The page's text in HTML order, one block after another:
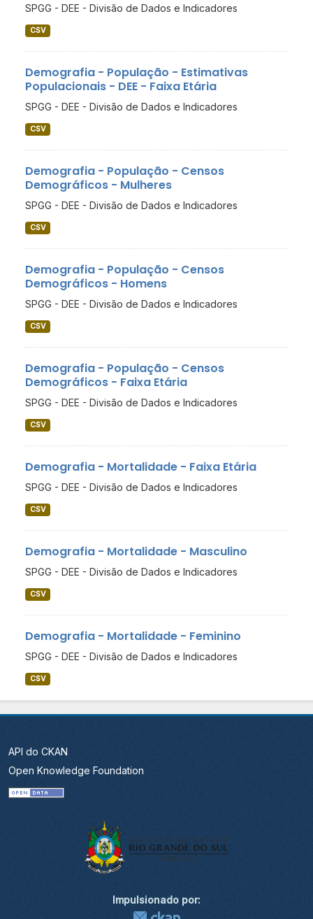
SPGG - DEE - Divisão de Dados e Indicadores
CSV
Demografia - População - Estimativas
Populacionais - DEE - Faixa Etária
SPGG - DEE - Divisão de Dados e Indicadores
CSV
Demografia - População - Censos
Demográficos - Mulheres
SPGG - DEE - Divisão de Dados e Indicadores
CSV
Demografia - População - Censos
Demográficos - Homens
SPGG - DEE - Divisão de Dados e Indicadores
CSV
Demografia - População - Censos
Demográficos - Faixa Etária
SPGG - DEE - Divisão de Dados e Indicadores
CSV
Demografia - Mortalidade - Faixa Etária
SPGG - DEE - Divisão de Dados e Indicadores
CSV
Demografia - Mortalidade - Masculino
SPGG - DEE - Divisão de Dados e Indicadores
CSV
Demografia - Mortalidade - Feminino
SPGG - DEE - Divisão de Dados e Indicadores
CSV
API do CKAN
Open Knowledge Foundation
Impulsionado por: